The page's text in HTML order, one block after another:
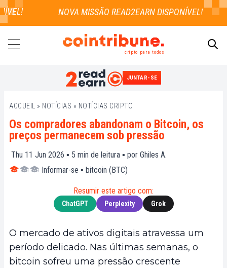
cripto para todos
JUNTAR-SE
ACCUEIL » NOTÍCIAS » NOTÍCIAS CRIPTO
Os compradores abandonam o Bitcoin, os
preços permanecem sob pressão
Thu 11 Jun 2026 ▪ 5 min de leitura ▪ por Ghiles A.
Informar-se ▪ bitcoin (BTC)
Resumir este artigo com:
ChatGPT Perplexity Grok
O mercado de ativos digitais atravessa um
período delicado. Nas últimas semanas, o
bitcoin sofreu uma pressão crescente